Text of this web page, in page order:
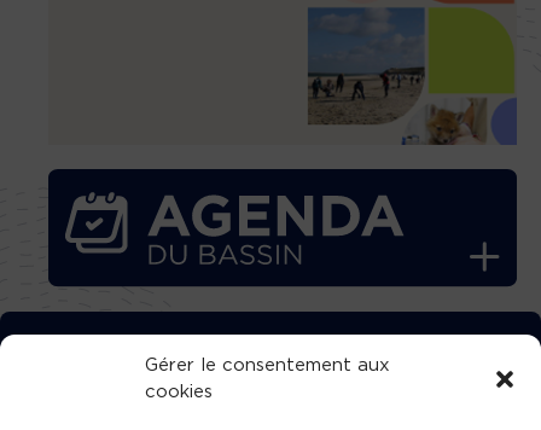
Gérer le consentement aux
cookies
TÉLÉCHARGEZ GRATUITEMENT
L’APPLICATION TVBA !